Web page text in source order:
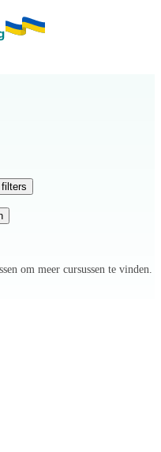
filters
om meer cursussen te vinden.